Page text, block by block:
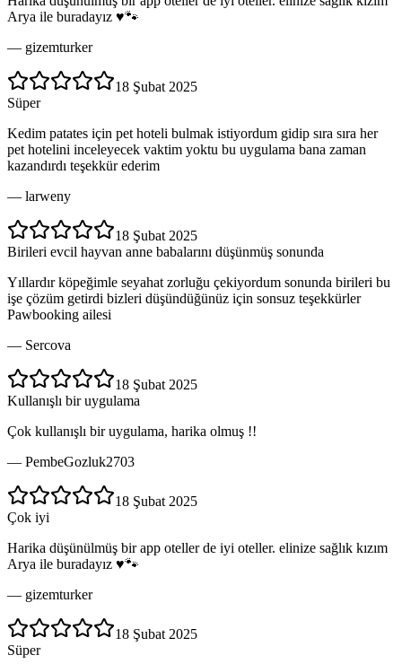
Arya ile buradayız ♥️🐾
— gizemturker
18 Şubat 2025
Süper
Kedim patates için pet hoteli bulmak istiyordum gidip sıra sıra her
pet hotelini inceleyecek vaktim yoktu bu uygulama bana zaman
kazandırdı teşekkür ederim
— larweny
18 Şubat 2025
Birileri evcil hayvan anne babalarını düşünmüş sonunda
Yıllardır köpeğimle seyahat zorluğu çekiyordum sonunda birileri bu
işe çözüm getirdi bizleri düşündüğünüz için sonsuz teşekkürler
Pawbooking ailesi
— Sercova
18 Şubat 2025
Kullanışlı bir uygulama
Çok kullanışlı bir uygulama, harika olmuş !!
— PembeGozluk2703
18 Şubat 2025
Çok iyi
Harika düşünülmüş bir app oteller de iyi oteller. elinize sağlık kızım
Arya ile buradayız ♥️🐾
— gizemturker
18 Şubat 2025
Süper